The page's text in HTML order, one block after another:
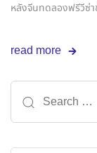
หลังจีนทดลองฟรีวีซ่า
read more